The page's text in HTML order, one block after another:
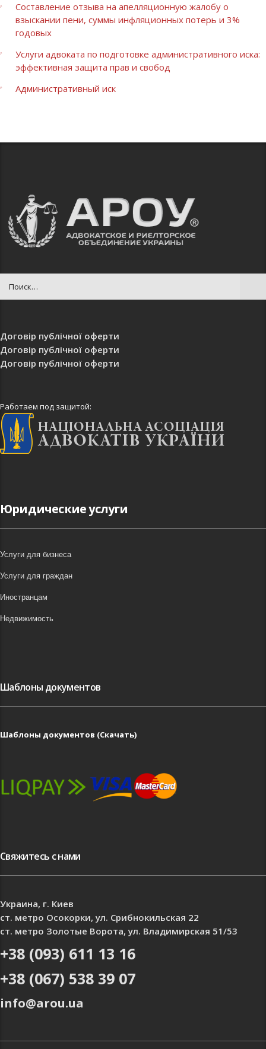
Составление отзыва на апелляционную жалобу о
взыскании пени, суммы инфляционных потерь и 3%
годовых
Услуги адвоката по подготовке административного иска:
эффективная защита прав и свобод
Административный иск
Договір публічної оферти
Договір публічної оферти
Договір публічної оферти
Работаем под защитой:
Юридические услуги
Услуги для бизнеса
Услуги для граждан
Иностранцам
Недвижимость
Шаблоны документов
Шаблоны документов (Скачать)
Свяжитесь с нами
Украина, г. Киев
ст. метро Осокорки, ул. Срибнокильская 22
ст. метро Золотые Ворота, ул. Владимирская 51/53
+38 (093) 611 13 16
+38 (067) 538 39 07
info@arou.ua